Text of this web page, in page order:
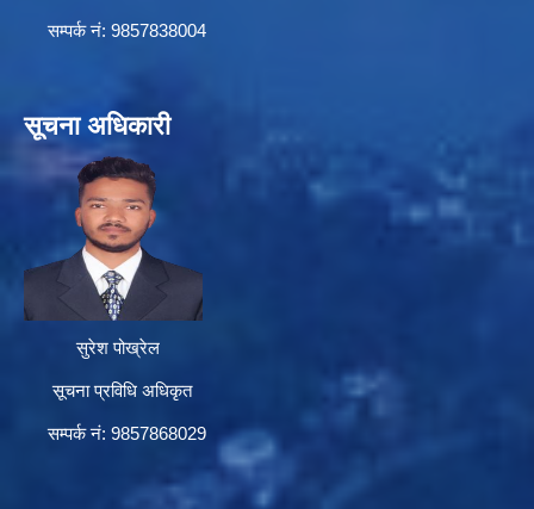
सम्पर्क न‌ं: 9857838004
सूचना अधिकारी
सुरेश पोख्रेल
सूचना प्रविधि अधिकृत
सम्पर्क नं: 9857868029